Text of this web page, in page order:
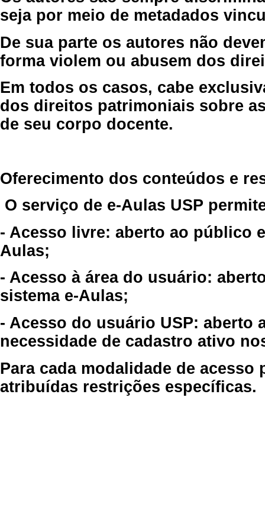
seja por meio de metadados
De sua parte os autores não
forma violem ou abusem dos
Em todos os casos, cabe
dos direitos patrimoniais sobre
de seu corpo docente.
Oferecimento dos conteúdos e
O serviço de e-Aulas USP
- Acesso livre: aberto ao público
Aulas;
- Acesso à área do usuário:
sistema e-Aulas;
- Acesso do usuário USP: aberto
necessidade de cadastro ativo
Para cada modalidade de
atribuídas restrições específicas.